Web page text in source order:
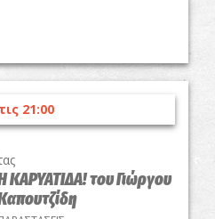
21:00
ΚΑΡΥΑΤΙΔΑ! του Γιώργου